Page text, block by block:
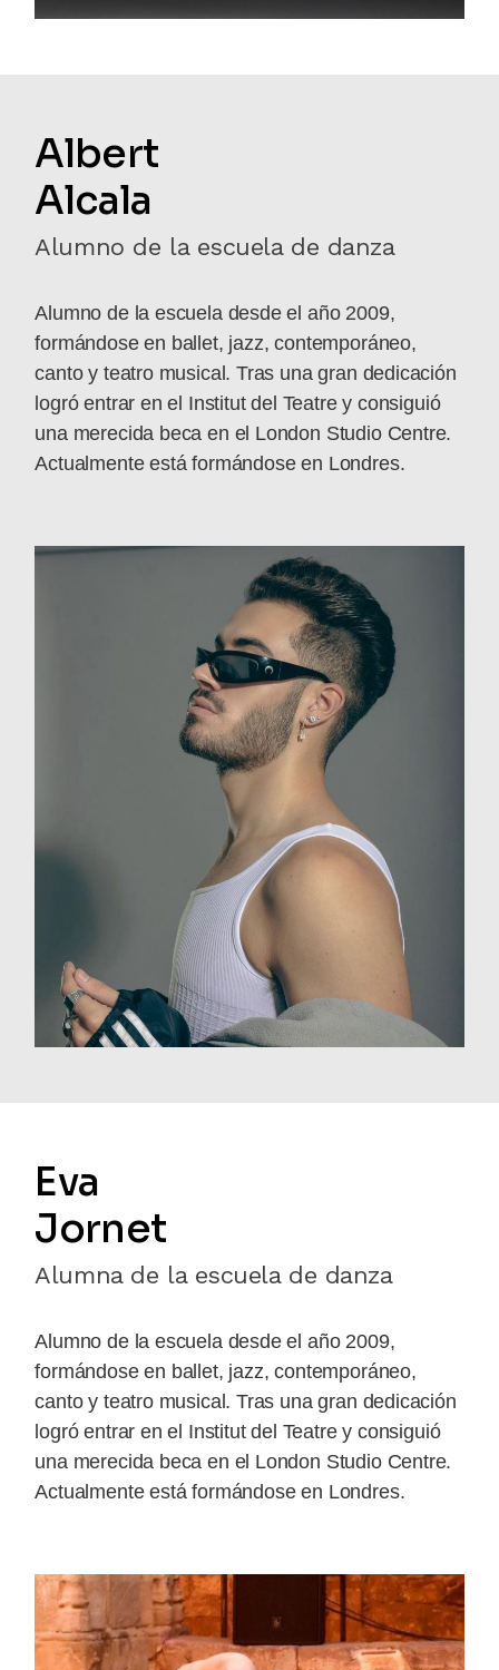
Albert
Alcala
Alumno de la escuela de danza
Alumno de la escuela desde el año 2009,
formándose en ballet, jazz, contemporáneo,
canto y teatro musical. Tras una gran dedicación
logró entrar en el Institut del Teatre y consiguió
una merecida beca en el London Studio Centre.
Actualmente está formándose en Londres.
Eva
Jornet
Alumna de la escuela de danza
Alumno de la escuela desde el año 2009,
formándose en ballet, jazz, contemporáneo,
canto y teatro musical. Tras una gran dedicación
logró entrar en el Institut del Teatre y consiguió
una merecida beca en el London Studio Centre.
Actualmente está formándose en Londres.